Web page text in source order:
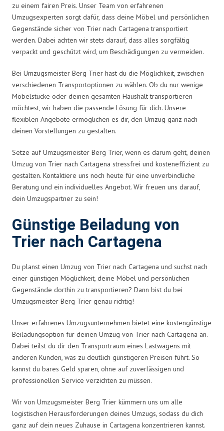
zu einem fairen Preis. Unser Team von erfahrenen
Umzugsexperten sorgt dafür, dass deine Möbel und persönlichen
Gegenstände sicher von Trier nach Cartagena transportiert
werden. Dabei achten wir stets darauf, dass alles sorgfältig
verpackt und geschützt wird, um Beschädigungen zu vermeiden.
Bei Umzugsmeister Berg Trier hast du die Möglichkeit, zwischen
verschiedenen Transportoptionen zu wählen. Ob du nur wenige
Möbelstücke oder deinen gesamten Haushalt transportieren
möchtest, wir haben die passende Lösung für dich. Unsere
flexiblen Angebote ermöglichen es dir, den Umzug ganz nach
deinen Vorstellungen zu gestalten.
Setze auf Umzugsmeister Berg Trier, wenn es darum geht, deinen
Umzug von Trier nach Cartagena stressfrei und kosteneffizient zu
gestalten. Kontaktiere uns noch heute für eine unverbindliche
Beratung und ein individuelles Angebot. Wir freuen uns darauf,
dein Umzugspartner zu sein!
Günstige Beiladung von
Trier nach Cartagena
Du planst einen Umzug von Trier nach Cartagena und suchst nach
einer günstigen Möglichkeit, deine Möbel und persönlichen
Gegenstände dorthin zu transportieren? Dann bist du bei
Umzugsmeister Berg Trier genau richtig!
Unser erfahrenes Umzugsunternehmen bietet eine kostengünstige
Beiladungsoption für deinen Umzug von Trier nach Cartagena an.
Dabei teilst du dir den Transportraum eines Lastwagens mit
anderen Kunden, was zu deutlich günstigeren Preisen führt. So
kannst du bares Geld sparen, ohne auf zuverlässigen und
professionellen Service verzichten zu müssen.
Wir von Umzugsmeister Berg Trier kümmern uns um alle
logistischen Herausforderungen deines Umzugs, sodass du dich
ganz auf dein neues Zuhause in Cartagena konzentrieren kannst.